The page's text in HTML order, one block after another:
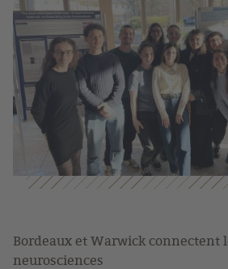
Bordeaux et Warwick connectent
neurosciences